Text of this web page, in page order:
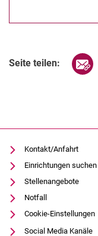
Seite teilen:
Kontakt/Anfahrt
Einrichtungen suchen
Stellenangebote
Notfall
Cookie-Einstellungen
Social Media Kanäle